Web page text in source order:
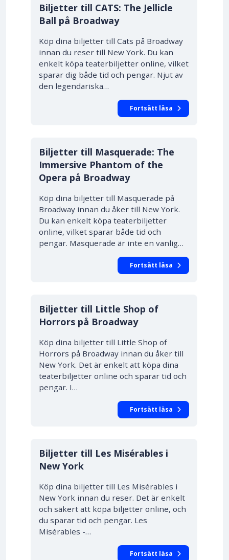
Biljetter till CATS: The Jellicle
Ball på Broadway
Köp dina biljetter till Cats på Broadway
innan du reser till New York. Du kan
enkelt köpa teaterbiljetter online, vilket
sparar dig både tid och pengar. Njut av
den legendariska…
Fortsätt läsa
10% RABATT
Biljetter till Masquerade: The
Immersive Phantom of the
Opera på Broadway
Köp dina biljetter till Masquerade på
Broadway innan du åker till New York.
Du kan enkelt köpa teaterbiljetter
online, vilket sparar både tid och
pengar. Masquerade är inte en vanlig…
Fortsätt läsa
10% RABATT
Biljetter till Little Shop of
Horrors på Broadway
Köp dina biljetter till Little Shop of
Horrors på Broadway innan du åker till
New York. Det är enkelt att köpa dina
teaterbiljetter online och sparar tid och
pengar. I…
Fortsätt läsa
Biljetter till Les Misérables i
New York
Köp dina biljetter till Les Misérables i
New York innan du reser. Det är enkelt
och säkert att köpa biljetter online, och
du sparar tid och pengar. Les
Misérables -…
Fortsätt läsa